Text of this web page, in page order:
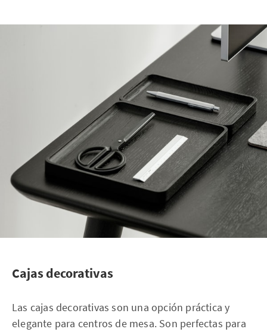
Cajas decorativas
Las cajas decorativas son una opción práctica y
elegante para centros de mesa. Son perfectas para